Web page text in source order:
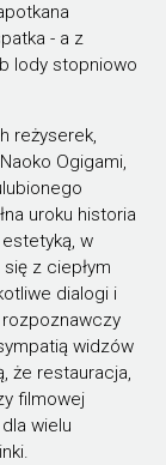
- a z
lody stopniowo
reżyserek,
Ogigami,
uroku historia
w
z ciepłym
dialogi i
widzów
że restauracja,
filmowej
wielu